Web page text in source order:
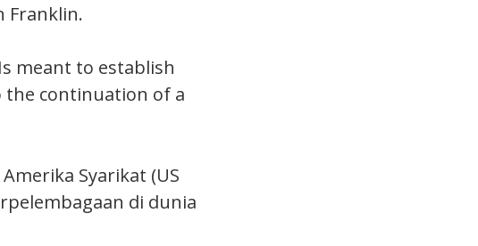
Franklin.
meant to establish
the continuation of a
Syarikat (US
di dunia